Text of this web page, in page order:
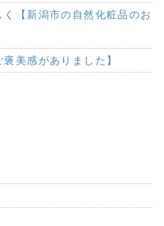
【新潟市の自然化粧品のお
美感がありました】